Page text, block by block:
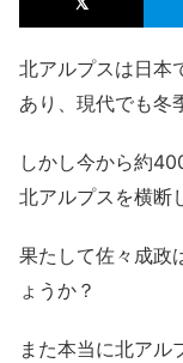
北アルプスは日本
あり、現代でも冬
しかし今から約
北アルプスを横断
果たして佐々成政
ょうか？
また本当に北アル